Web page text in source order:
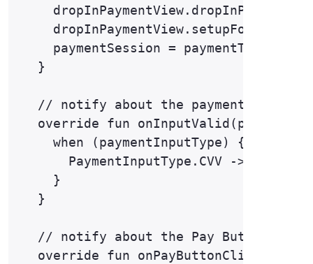
paymentSession =
  }
// notify about the payment form
override fun
    when (paymentInputType) {
PaymentInputType.CVV ->
    }
  }
// notify about the Pay Button
  override fun onPayButtonClicked() {